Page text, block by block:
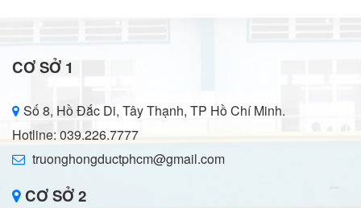
CƠ SỞ 1
Số 8, Hồ Đắc Di, Tây Thạnh, TP Hồ Chí Minh.
Hotline: 039.226.7777
truonghongductphcm@gmail.com
CƠ SỞ 2